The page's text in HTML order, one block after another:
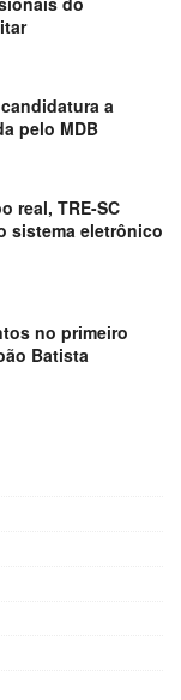
a
pelo MDB
real, TRE-SC
sistema eletrônico
no primeiro
Batista